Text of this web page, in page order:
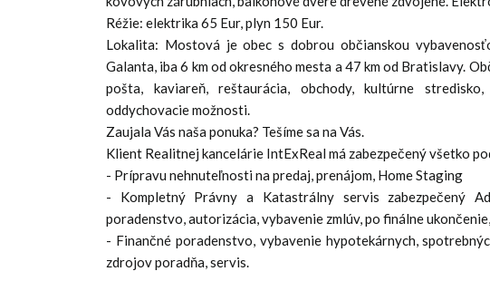
Réžie: elektrika 65 Eur, plyn 150 Eur.
Lokalita: Mostová je obec s dobrou občianskou
Galanta, iba 6 km od okresného mesta a 47 km od Bratislavy.
pošta, kaviareň, reštaurácia, obchody, kultúrne
oddychovacie možnosti.
Zaujala Vás naša ponuka? Tešíme sa na Vás.
Klient Realitnej kancelárie IntExReal má zabezpečený všetko
- Prípravu nehnuteľnosti na predaj, prenájom, Home Staging
- Kompletný Právny a Katastrálny servis zabezpečený
poradenstvo, autorizácia, vybavenie zmlúv, po finálne ukončenie,
- Finančné poradenstvo, vybavenie hypotekárnych,
zdrojov poradňa, servis.